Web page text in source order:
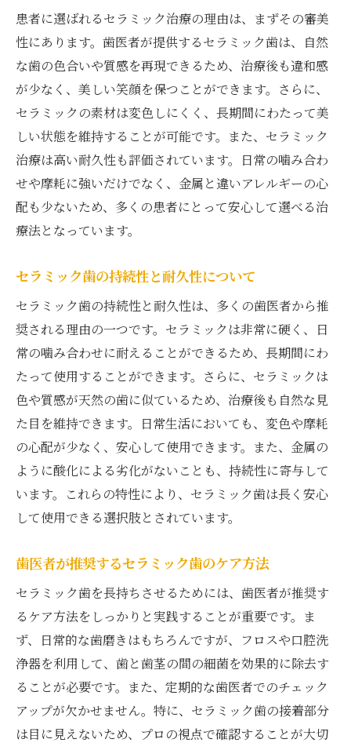
患者満足度向上につながる時間管理
短時間で済むセラミック治療の魅力
患者が安心できる歯医者の環境作り
患者の不安を和らげる環境設計
歯医者が提供する安心安全な治療空間
リラックスできる治療環境の工夫
最新技術で実現する安心感
患者の声を反映した環境改善
歯医者が考える理想の治療空間
未来を見据えたセラミック治療の展望
長期的な健康を支える歯医者の役割
革新的な治療法が変える口腔ケア
健康維持に寄与するセラミックの活用法
患者が主役の治療アプローチ
セラミック治療で実現する健康的な笑顔
歯医者による最先端技術での治療体験
最新技術がもたらす治療の変革
歯医者が提供する最先端の治療法
患者の期待を超える治療体験
常に進化する治療技術
歯医者が目指す未来の治療風景
患者に選ばれるセラミック治療の理由は、まずその審美
性にあります。歯医者が提供するセラミック歯は、自然
な歯の色合いや質感を再現できるため、治療後も違和感
が少なく、美しい笑顔を保つことができます。さらに、
セラミックの素材は変色しにくく、長期間にわたって美
しい状態を維持することが可能です。また、セラミック
治療は高い耐久性も評価されています。日常の噛み合わ
せや摩耗に強いだけでなく、金属と違いアレルギーの心
配も少ないため、多くの患者にとって安心して選べる治
療法となっています。
セラミック歯の持続性と耐久性について
セラミック歯の持続性と耐久性は、多くの歯医者から推
奨される理由の一つです。セラミックは非常に硬く、日
常の噛み合わせに耐えることができるため、長期間にわ
たって使用することができます。さらに、セラミックは
色や質感が天然の歯に似ているため、治療後も自然な見
た目を維持できます。日常生活においても、変色や摩耗
の心配が少なく、安心して使用できます。また、金属の
ように酸化による劣化がないことも、持続性に寄与して
います。これらの特性により、セラミック歯は長く安心
して使用できる選択肢とされています。
歯医者が推奨するセラミック歯のケア方法
セラミック歯を長持ちさせるためには、歯医者が推奨す
るケア方法をしっかりと実践することが重要です。ま
ず、日常的な歯磨きはもちろんですが、フロスや口腔洗
浄器を利用して、歯と歯茎の間の細菌を効果的に除去す
ることが必要です。また、定期的な歯医者でのチェック
アップが欠かせません。特に、セラミック歯の接着部分
は目に見えないため、プロの視点で確認することが大切